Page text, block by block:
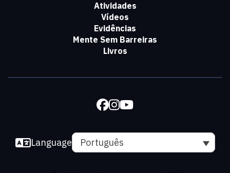
Atividades
Vídeos
Evidências
Mente Sem Barreiras
Livros
Language Português